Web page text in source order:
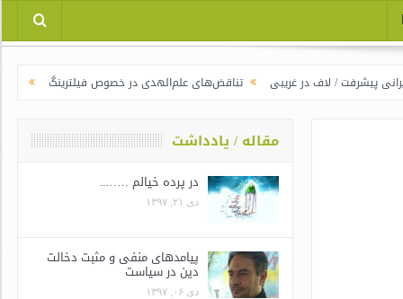
در غریبی تناقض‌های علم‌الهدی در خصوص فیلترینگ جوانگرایی به سبک
مقاله / یادداشت
در پرده خیالم ……..
دی ۲۱, ۱۳۹۷
پیامدهای منفی و مثبت دخالت
دین در سیاست
دی ۰۶, ۱۳۹۷